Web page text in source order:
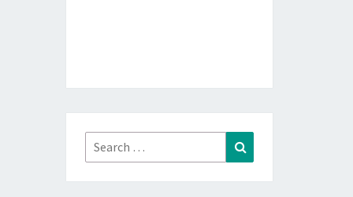
Search
for: